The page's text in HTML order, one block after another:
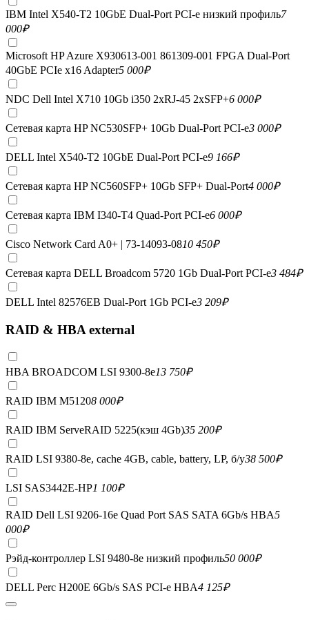
IBM Intel X540-T2 10GbE Dual-Port PCI-e низкий профиль7
000₽
Microsoft HP Azure X930613-001 861309-001 FPGA Dual-Port
40GbE PCIe x16 Adapter5 000₽
NDC Dell Intel X710 10Gb i350 2xRJ-45 2xSFP+6 000₽
Сетевая карта HP NC530SFP+ 10Gb Dual-Port PCI-e3 000₽
DELL Intel X540-T2 10GbE Dual-Port PCI-e9 166₽
Сетевая карта HP NC560SFP+ 10Gb SFP+ Dual-Port4 000₽
Сетевая карта IBM I340-T4 Quad-Port PCI-e6 000₽
Cisco Network Card A0+ | 73-14093-0810 450₽
Сетевая карта DELL Broadcom 5720 1Gb Dual-Port PCI-e3 484₽
DELL Intel 82576EB Dual-Port 1Gb PCI-e3 209₽
RAID & HBA external
HBA BROADCOM LSI 9300-8e13 750₽
RAID IBM M51208 000₽
RAID IBM ServeRAID 5225(кэш 4Gb)35 200₽
RAID LSI 9380-8e, сache 4GB, cable, battery, LP, б/у38 500₽
LSI SAS3442E-HP1 100₽
RAID Dell LSI 9206-16e Quad Port SAS SATA 6Gb/s HBA5
000₽
Рэйд-контроллер LSI 9480-8e низкий профиль50 000₽
DELL Perc H200E 6Gb/s SAS PCI-e HBA4 125₽